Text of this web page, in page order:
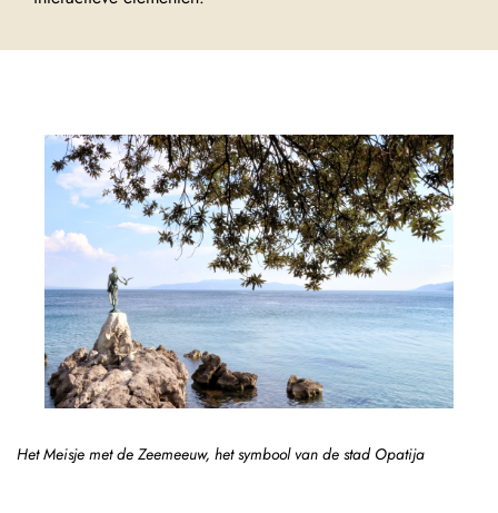
Het Meisje met de Zeemeeuw, het symbool van de stad Opatija